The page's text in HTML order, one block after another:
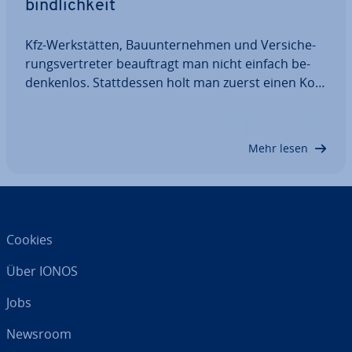
bind­lich­keit
Kfz-Werk­stät­ten, Bau­un­ter­neh­men und Ver­si­che­
rungs­ver­tre­ter be­auf­tragt man nicht einfach be­
den­ken­los. Statt­des­sen holt man zuerst einen Kos­
Mehr lesen
Cookies
Über IONOS
Jobs
Newsroom